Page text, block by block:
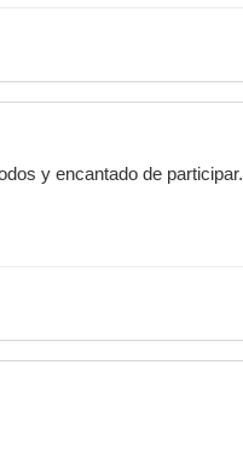
y encantado de participar.